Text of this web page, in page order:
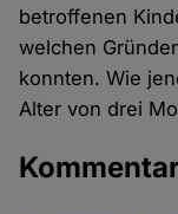
betroffenen
welchen
konnten. Wie
Alter von drei